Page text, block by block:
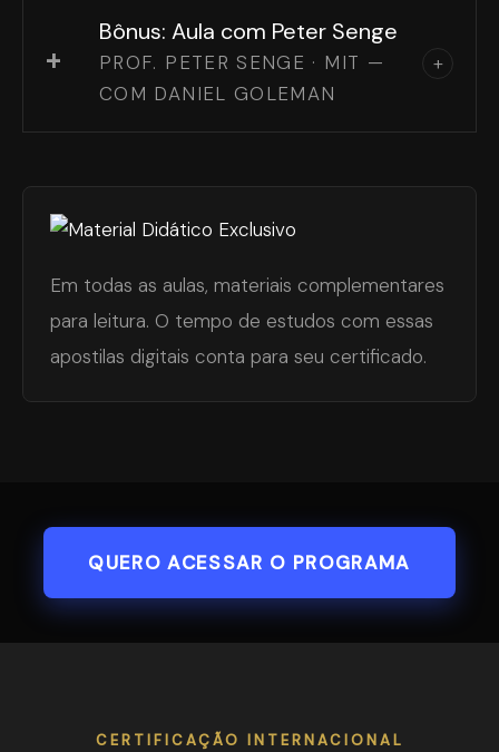
+
Bônus: Aula com Peter Senge
PROF. PETER SENGE · MIT —
COM DANIEL GOLEMAN
+
Em todas as aulas, materiais complementares
para leitura. O tempo de estudos com essas
apostilas digitais conta para seu certificado.
QUERO ACESSAR O PROGRAMA
CERTIFICAÇÃO INTERNACIONAL